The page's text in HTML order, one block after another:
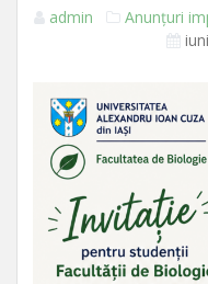
admin Anunțuri